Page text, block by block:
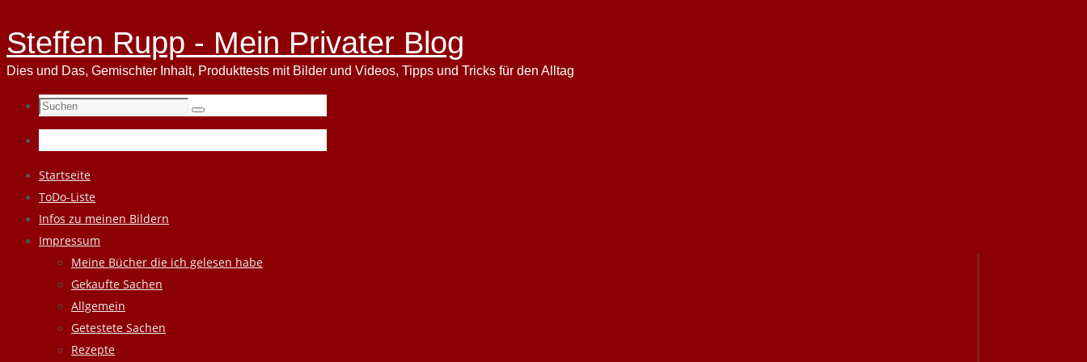
Steffen Rupp - Mein Privater Blog
Dies und Das, Gemischter Inhalt, Produkttests mit Bilder und Videos, Tipps und Tricks für den Alltag
Suchen
nach:
Suchen
Zum
Inhalt
springen
Startseite
ToDo-Liste
Infos zu meinen Bildern
Impressum
Meine Bücher die ich gelesen habe
Gekaufte Sachen
Allgemein
Getestete Sachen
Rezepte